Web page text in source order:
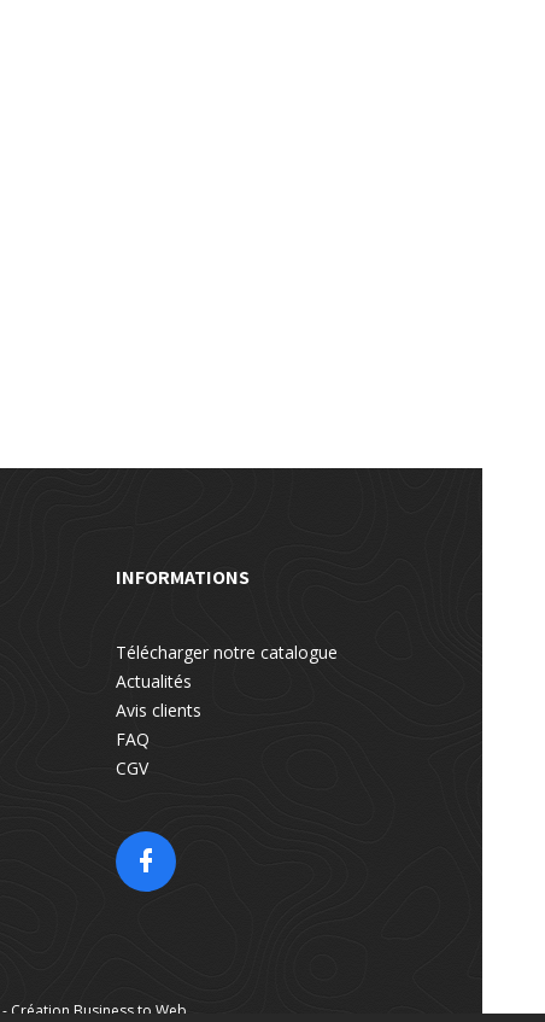
INFORMATIONS
Télécharger notre catalogue
Actualités
Avis clients
FAQ
CGV
- Création Business to Web